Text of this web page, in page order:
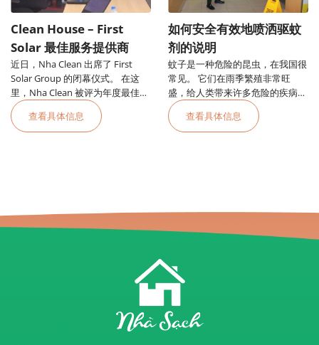
近日，Nha Clean 出席了 First
Solar Group 的闭幕仪式。 在这
里，Nha Clean 被评为年度最佳服
务提供商。
Clean House – First
Solar 最佳服务提供商
查看具体信息
蚊子是一种危险的昆虫，在我国很
常见。 它们在雨季繁殖非常旺
盛，给人类带来许多危险的疾病，
其中最危险的是便士热。
如何安全有效地喷洒驱蚊
剂的说明
查看具体信息